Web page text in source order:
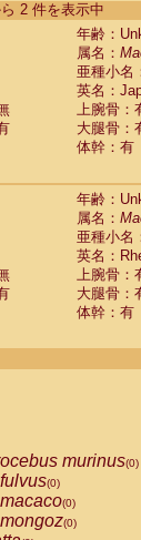
(0)
(0)
(1)
(0)
(0)
(0)
cana
2 件を表示中
年齢：
属名：
亜種小名
英名：
上腕骨：
大腿骨：
体幹：有
年齢：
属名：
亜種小名
英名：
上腕骨：
大腿骨：
体幹：有
murinus(0)
(0)
(0)
(0)